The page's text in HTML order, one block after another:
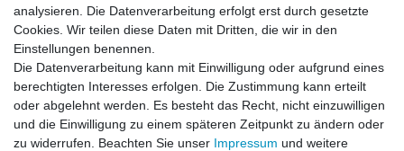
Artikel anzeigen
Top-Artikel Schlafsack Ranger UltraLite oliv
analysieren. Die Datenverarbeitung erfolgt erst durch gesetzte
Cookies. Wir teilen diese Daten mit Dritten, die wir in den
Einstellungen benennen.
Die Datenverarbeitung kann mit Einwilligung oder aufgrund eines
berechtigten Interesses erfolgen. Die Zustimmung kann erteilt
oder abgelehnt werden. Es besteht das Recht, nicht einzuwilligen
und die Einwilligung zu einem späteren Zeitpunkt zu ändern oder
zu widerrufen. Beachten Sie unser Impressum und weitere